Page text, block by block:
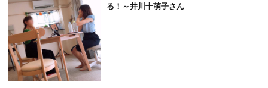
る！～井川十萌子さん